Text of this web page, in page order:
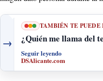
→
TAMBIÉN TE PUEDE
¿Quién me llama del
Seguir leyendo
DSAlicante.com